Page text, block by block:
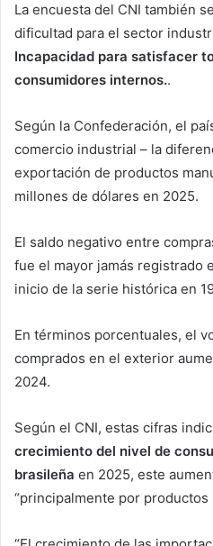
La encuesta del CNI también
dificultad para el sector
Incapacidad para satisfacer
consumidores internos..
Según la Confederación, el
comercio industrial – la
exportación de productos
millones de dólares en 2025.
El saldo negativo entre
fue el mayor jamás registrado
inicio de la serie histórica en
En términos porcentuales, el
comprados en el exterior
2024.
Según el CNI, estas cifras
crecimiento del nivel de
brasileña en 2025, este
“principalmente por productos